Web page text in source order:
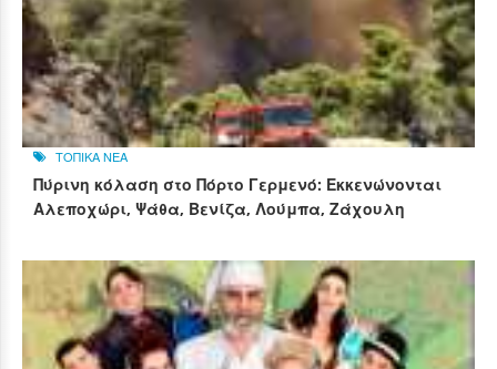
ΤΟΠΙΚΑ ΝΕΑ
Πύρινη κόλαση στο Πόρτο Γερμενό: Εκκενώνονται
Αλεποχώρι, Ψάθα, Βενίζα, Λούμπα, Ζάχουλη